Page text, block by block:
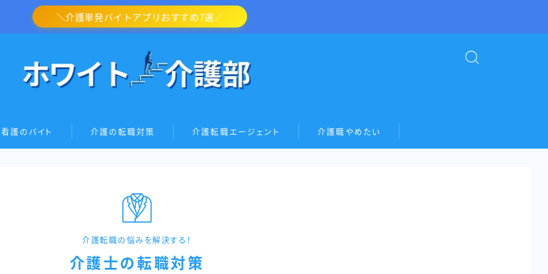
＼介護単発バイトアプリおすすめ7選／
看護のバイト 介護の転職対策 介護転職エージェント 介護職やめたい
介護転職の悩みを解決する！
介護士の転職対策